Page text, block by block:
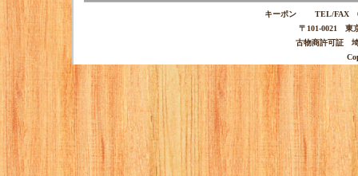
キーポン TEL/FAX
〒101-0021 東
古物商許可証